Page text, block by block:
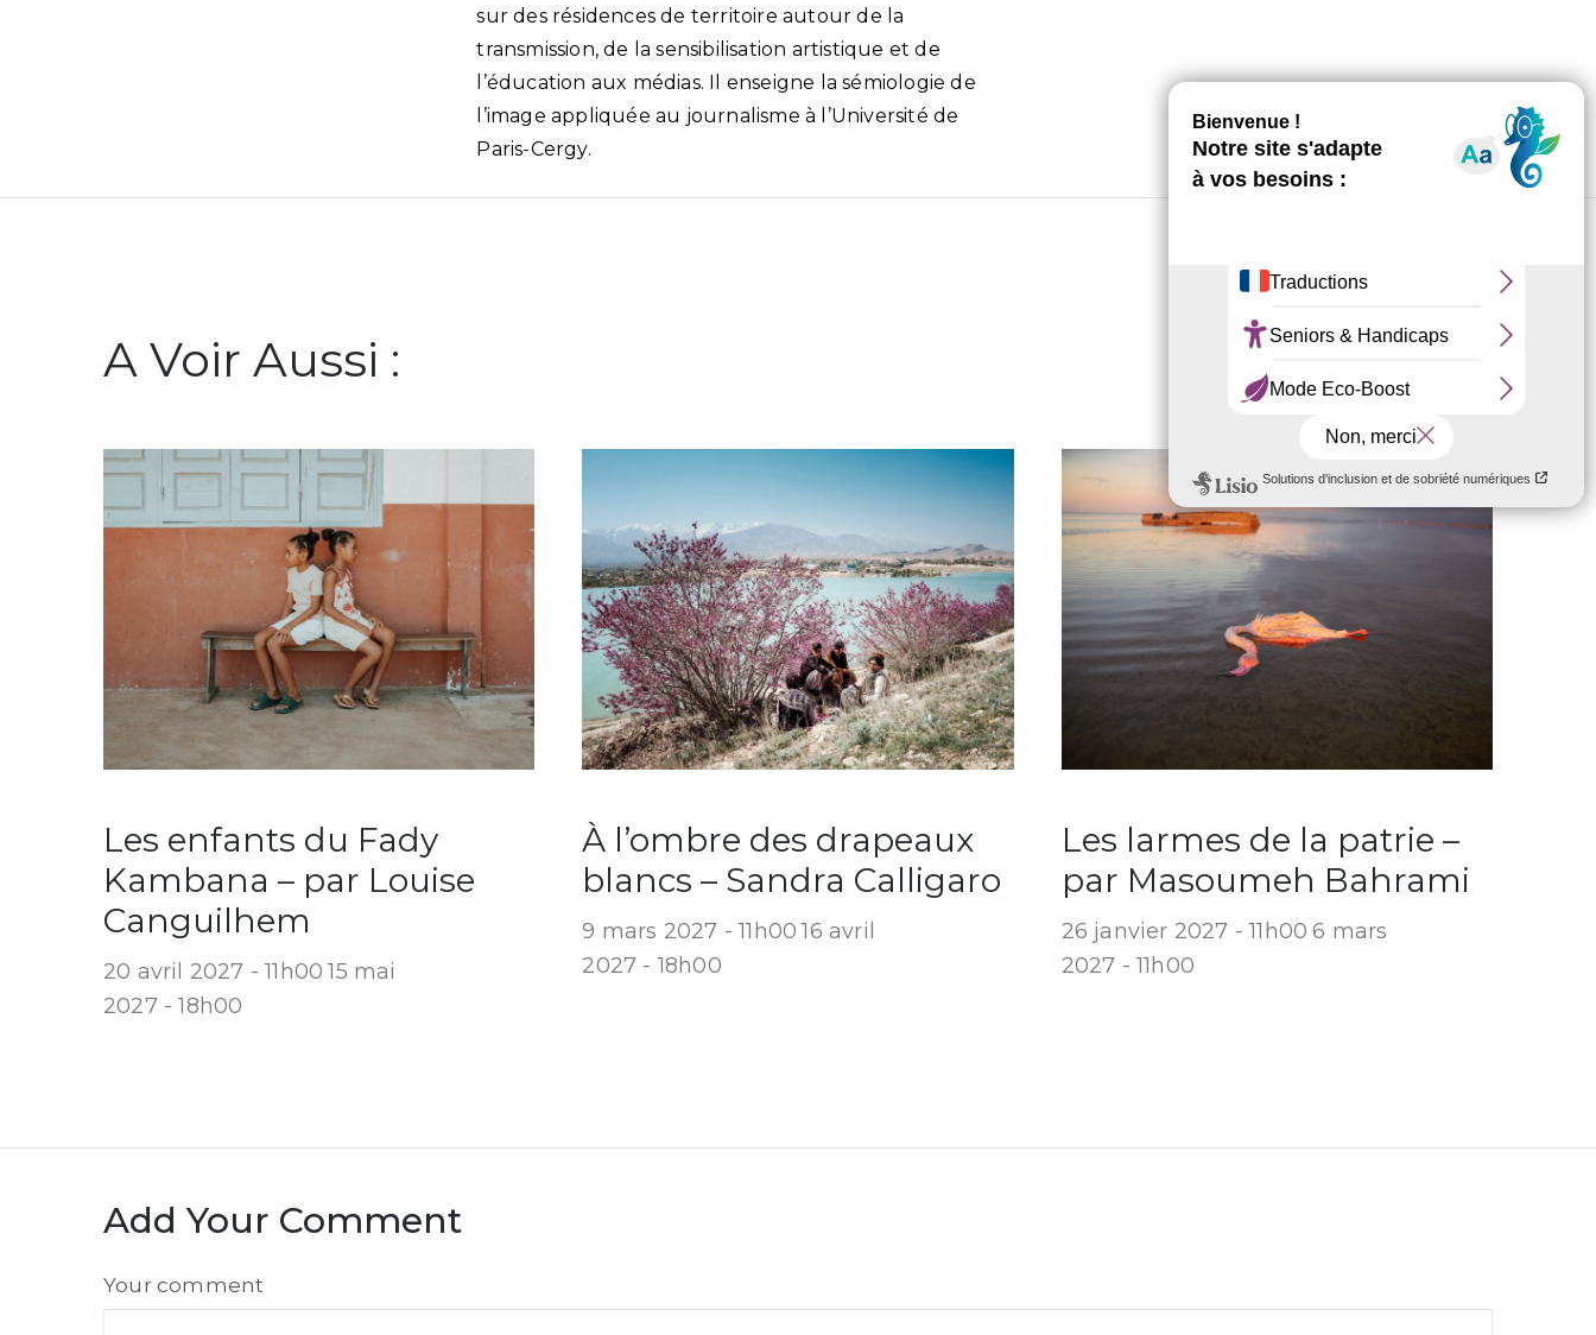
sur des résidences de territoire autour de la
transmission, de la sensibilisation artistique et de
l’éducation aux médias. Il enseigne la sémiologie de
l’image appliquée au journalisme à l’Université de
Paris-Cergy.
A Voir Aussi :
Les enfants du Fady
Kambana – par Louise
Canguilhem
20 avril 2027 - 11h00 15 mai
2027 - 18h00
À l’ombre des drapeaux
blancs – Sandra Calligaro
9 mars 2027 - 11h00 16 avril
2027 - 18h00
Les larmes de la patrie –
par Masoumeh Bahrami
26 janvier 2027 - 11h00 6 mars
2027 - 11h00
Add Your Comment
Your comment